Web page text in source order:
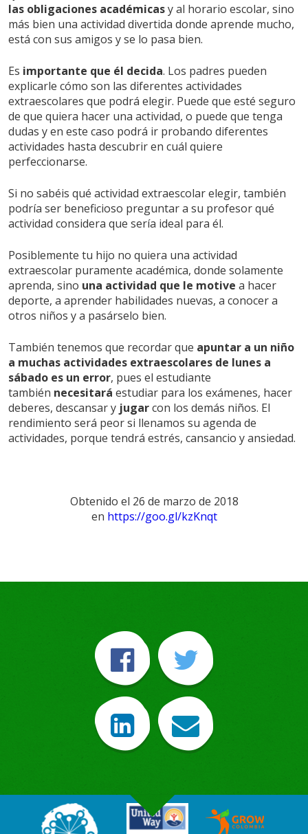
las obligaciones académicasy al horario escolar, sino
más bien una actividad divertida donde aprende mucho,
está con sus amigos y se lo pasa bien.
Es importante que él decida. Los padres pueden
explicarle cómo son las diferentes actividades
extraescolares que podrá elegir. Puede que esté seguro
de que quiera hacer una actividad, o puede que tenga
dudas y en este caso podrá ir probando diferentes
actividades hasta descubrir en cuál quiere
perfeccionarse.
Si no sabéis qué actividad extraescolar elegir, también
podría ser beneficioso preguntar a su profesor qué
actividad considera que sería ideal para él.
Posiblemente tu hijo no quiera una actividad
extraescolar puramente académica, donde solamente
aprenda, sino una actividad que le motive a hacer
deporte, a aprender habilidades nuevas, a conocer a
otros niños y a pasárselo bien.
También tenemos que recordar que apuntar a un niño
a muchas actividades extraescolares de lunes a
sábado es un error, pues el estudiante
también necesitará estudiar para los exámenes, hacer
deberes, descansar y jugarcon los demás niños. El
rendimiento será peor si llenamos su agenda de
actividades, porque tendrá estrés, cansancio y ansiedad.
Obtenido el 26 de marzo de 2018
en https://goo.gl/kzKnqt